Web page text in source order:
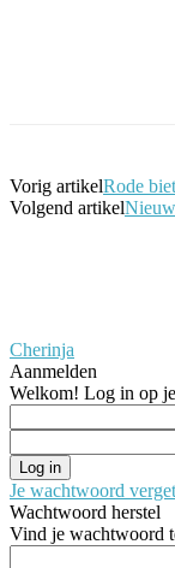
Vorig artikelRode
Volgend artikel
Cherinja
Aanmelden
Welkom! Log in op
Je wachtwoord
Wachtwoord herstel
Vind je wachtwoord